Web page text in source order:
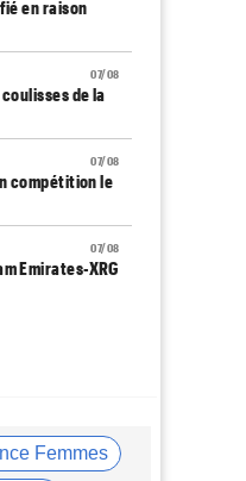
en raison
07/08
de la
07/08
compétition le
07/08
Emirates-XRG
dernières infos
Femmes